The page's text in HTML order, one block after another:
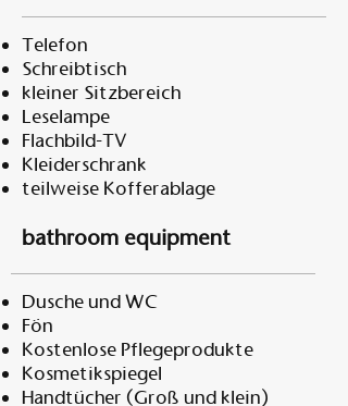
Telefon
Schreibtisch
kleiner Sitzbereich
Leselampe
Flachbild-TV
Kleiderschrank
teilweise Kofferablage
bathroom equipment
Dusche und WC
Fön
Kostenlose Pflegeprodukte
Kosmetikspiegel
Handtücher (Groß und klein)